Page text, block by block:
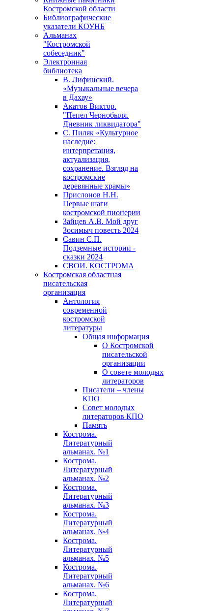
Костромской области
Библиографические
указатели КОУНБ
Альманах
"Костромской
собеседник"
Электронная
библиотека
В. Лифинский.
«Музыкальные вечера
в Дахау»
Акатов Виктор.
"Пепел Чернобыля.
Дневник ликвидатора"
С. Пиляк «Культурное
наследие:
интерпретация,
актуализация,
сохранение. Взгляд на
костромские
деревянные храмы»
Прислонов Н.Н.
Первые шаги
костромской пионерии
Зайцев А.В. Мой друг
Зосимыч повесть 2024
Савин С.П.
Подземные истории -
сказки 2024
СВОИ. КОСТРОМА
Костромская областная
писательская
организация
Антология
современной
костромской
литературы
Общая информация
О Костромской
писательской
организации
О совете молодых
литераторов
Писатели – члены
КПО
Совет молодых
литераторов КПО
Память
Кострома.
Литературный
альманах. №1
Кострома.
Литературный
альманах. №2
Кострома.
Литературный
альманах. №3
Кострома.
Литературный
альманах. №4
Кострома.
Литературный
альманах. №5
Кострома.
Литературный
альманах. №6
Кострома.
Литературный